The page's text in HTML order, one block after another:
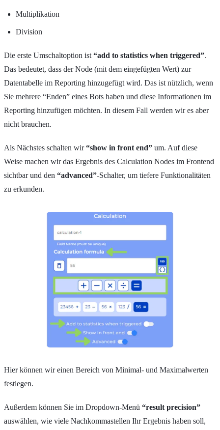
Multiplikation
Division
Die erste Umschaltoption ist “add to statistics when triggered”.
Das bedeutet, dass der Node (mit dem eingefügten Wert) zur
Datentabelle im Reporting hinzugefügt wird. Das ist nützlich, wenn
Sie mehrere “Enden” eines Bots haben und diese Informationen im
Reporting hinzufügen möchten. In diesem Fall werden wir es aber
nicht brauchen.
Als Nächstes schalten wir“show in front end” um. Auf diese
Weise machen wir das Ergebnis des Calculation Nodes im Frontend
sichtbar und den “advanced”-Schalter, um tiefere Funktionalitäten
zu erkunden.
Hier können wir einen Bereich von Minimal- und Maximalwerten
festlegen.
Außerdem können Sie im Dropdown-Menü “result precision”
auswählen, wie viele Nachkommastellen Ihr Ergebnis haben soll,